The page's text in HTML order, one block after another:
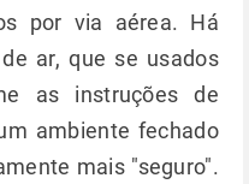
por via aérea. Há
ar, que se usados
as instruções de
ambiente fechado
mais "seguro".